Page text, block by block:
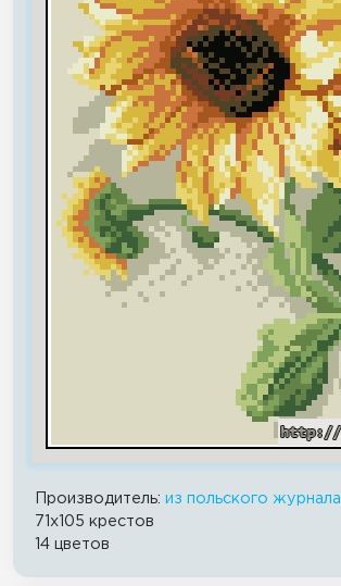
Производитель: из польского журнала
71x105 крестов
14 цветов